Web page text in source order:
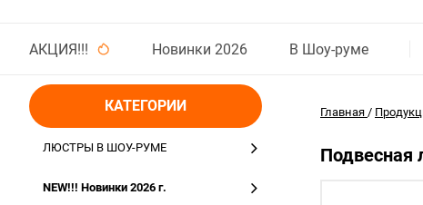
АКЦИЯ!!! Новинки 2026 В Шоу-руме
КАТЕГОРИИ
ЛЮСТРЫ В ШОУ-РУМЕ
NEW!!! Новинки 2026 г.
Главная /
Подвесная